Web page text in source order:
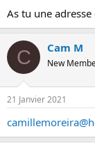
As tu une adresse
C Cam M
New
21 Janvier 2021